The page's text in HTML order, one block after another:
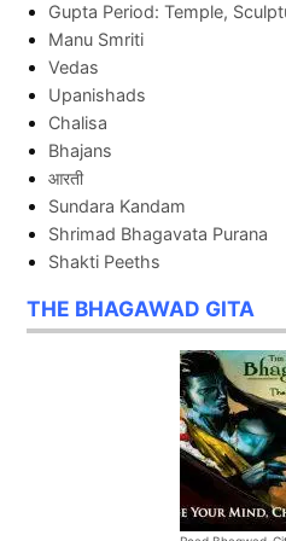
Gupta Period: Temple,
Manu Smriti
Vedas
Upanishads
Chalisa
Bhajans
आरती
Sundara Kandam
Shrimad Bhagavata Purana
Shakti Peeths
THE BHAGAWAD GITA